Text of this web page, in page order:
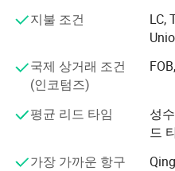
우리의 음식 등급 판지는 널
랑 브랜드로부터 선호되며,
중국 전역에 전략적 시설이
으로 서비스를 제공하고 있
한 감사를 통해 우리의 명성
는 'Apple' PRO P.C.와 같은
사의 자격 증명을 더욱 강화
지불 조건
LC,
국제 상거래 조건
(인코텀즈)
평균 리드 타임
성
드
가장 가까운 항구